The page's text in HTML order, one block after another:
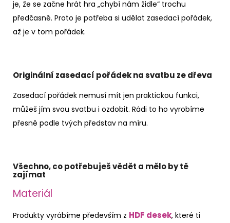
je, že se začne hrát hra „chybí nám židle“ trochu
předčasně. Proto je potřeba si udělat zasedací pořádek,
až je v tom pořádek.
Originální zasedací pořádek na svatbu ze dřeva
Zasedací pořádek nemusí mít jen praktickou funkci,
můžeš jím svou svatbu i ozdobit. Rádi to ho vyrobíme
přesně podle tvých představ na míru.
Všechno, co potřebuješ vědět a mělo by tě
zajímat
Materiál
Produkty vyrábíme především z HDF desek, které ti
ZEĎ
419
Kč